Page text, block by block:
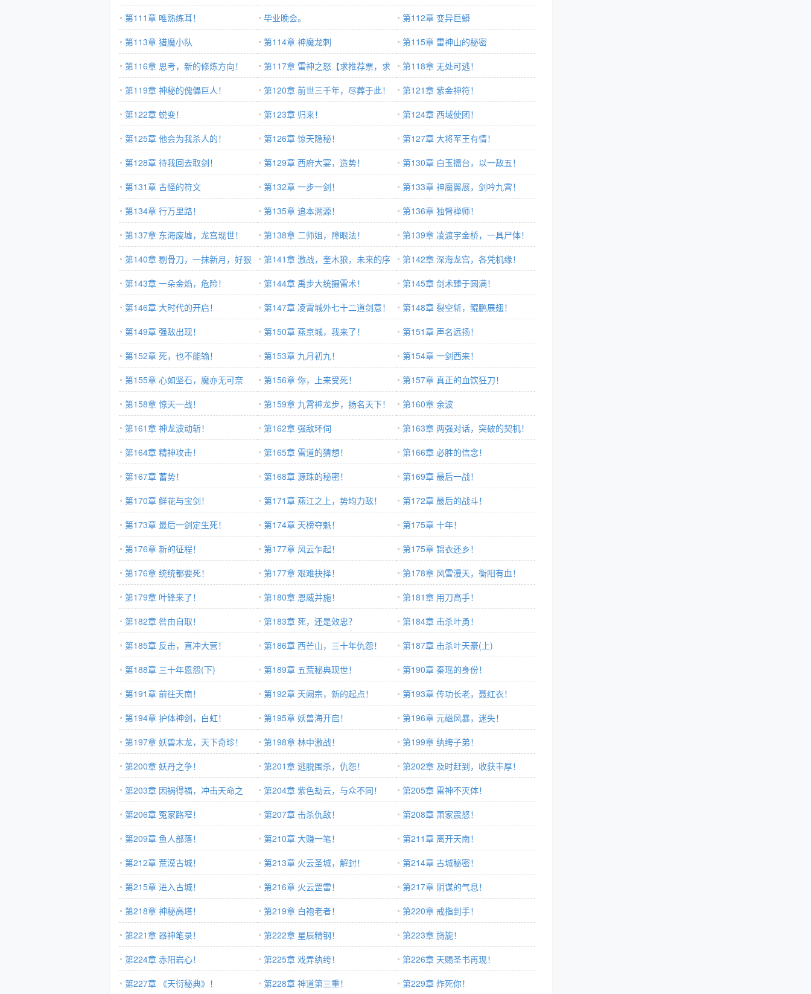
第111章 唯熟练耳！
毕业晚会。
第112章 变异巨蟒
第113章 猎魔小队
第114章 神魔龙刺
第115章 雷神山的秘密
第116章 思考，新的修炼方向！
第117章 雷神之怒【求推荐票，求
点击】
第118章 无处可逃！
第119章 神秘的傀儡巨人！
第120章 前世三千年，尽葬于此！
第121章 紫金神符！
第122章 蜕变！
第123章 归来！
第124章 西域使团！
第125章 他会为我杀人的！
第126章 惊天隐秘！
第127章 大将军王有情！
第128章 待我回去取剑！
第129章 西府大宴，造势！
第130章 白玉擂台，以一敌五！
第131章 古怪的符文
第132章 一步一剑！
第133章 神魔翼展，剑吟九霄！
第134章 行万里路！
第135章 追本溯源！
第136章 独臂禅师！
第137章 东海废墟，龙宫现世！
第138章 二师姐，障眼法！
第139章 凌渡宇金桥，一具尸体！
第140章 剔骨刀，一抹新月，好狠
的人！
第141章 激战，奎木狼，未来的序
幕！
第142章 深海龙宫，各凭机缘！
第143章 一朵金焰，危险！
第144章 禹步大统摄雷术！
第145章 剑术臻于圆满！
第146章 大时代的开启！
第147章 凌霄城外七十二道剑意！
第148章 裂空斩，鲲鹏展翅！
第149章 强敌出现！
第150章 燕京城，我来了！
第151章 声名远扬！
第152章 死，也不能输！
第153章 九月初九！
第154章 一剑西来！
第155章 心如坚石，魔亦无可奈
何！
第156章 你，上来受死！
第157章 真正的血饮狂刀！
第158章 惊天一战！
第159章 九霄神龙步，扬名天下！
第160章 余波
第161章 神龙波动斩！
第162章 强敌环伺
第163章 两强对话，突破的契机！
第164章 精神攻击！
第165章 雷道的猜想！
第166章 必胜的信念！
第167章 蓄势！
第168章 源珠的秘密！
第169章 最后一战！
第170章 鲜花与宝剑！
第171章 燕江之上，势均力敌！
第172章 最后的战斗！
第173章 最后一剑定生死！
第174章 天榜夺魁！
第175章 十年！
第176章 新的征程！
第177章 风云乍起！
第175章 锦衣还乡！
第176章 统统都要死！
第177章 艰难抉择！
第178章 风雪漫天，衡阳有血！
第179章 叶锋来了！
第180章 恩威并施！
第181章 用刀高手！
第182章 咎由自取！
第183章 死，还是效忠？
第184章 击杀叶勇！
第185章 反击，直冲大营！
第186章 西芒山，三十年仇怨！
第187章 击杀叶天豪(上)
第188章 三十年恩怨(下)
第189章 五荒秘典现世！
第190章 秦瑶的身份！
第191章 前往天南！
第192章 天阙宗，新的起点！
第193章 传功长老，聂红衣！
第194章 护体神剑，白虹！
第195章 妖兽海开启！
第196章 元磁风暴，迷失！
第197章 妖兽木龙，天下奇珍！
第198章 林中激战！
第199章 纨绔子弟！
第200章 妖丹之争！
第201章 逃脱围杀，仇怨！
第202章 及时赶到，收获丰厚！
第203章 因祸得福，冲击天命之
门！
第204章 紫色劫云，与众不同！
第205章 雷神不灭体！
第206章 冤家路窄！
第207章 击杀仇敌！
第208章 萧家震怒！
第209章 鱼人部落！
第210章 大赚一笔！
第211章 离开天南！
第212章 荒漠古城！
第213章 火云圣城，解封！
第214章 古城秘密！
第215章 进入古城！
第216章 火云罡雷！
第217章 阴谋的气息！
第218章 神秘高塔！
第219章 白袍老者！
第220章 戒指到手！
第221章 器神笔录！
第222章 星辰精钢！
第223章 旖旎！
第224章 赤阳岩心！
第225章 戏弄纨绔！
第226章 天赐圣书再现！
第227章 《天衍秘典》！
第228章 神道第三重！ 第229章 炸死你！